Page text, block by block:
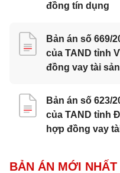
đồng tín dụng
Bản án số 669/
của TAND tỉnh
đồng vay tài sản
Bản án số 623/
của TAND tỉnh
hợp đồng vay
BẢN ÁN MỚI NHẤT